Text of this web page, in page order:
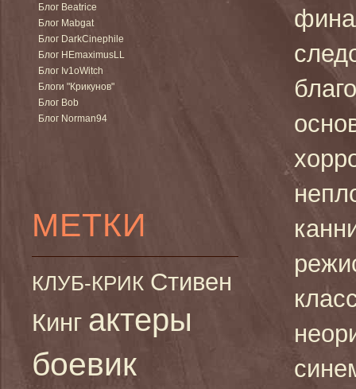
Блог Beatrice
Блог Mabgat
Блог DarkCinephile
Блог HEmaximusLL
Блог Iv1oWitch
Блоги "Крикунов"
Блог Bob
Блог Norman94
МЕТКИ
КЛУБ-КРИК Стивен
Кинг актеры
боевик